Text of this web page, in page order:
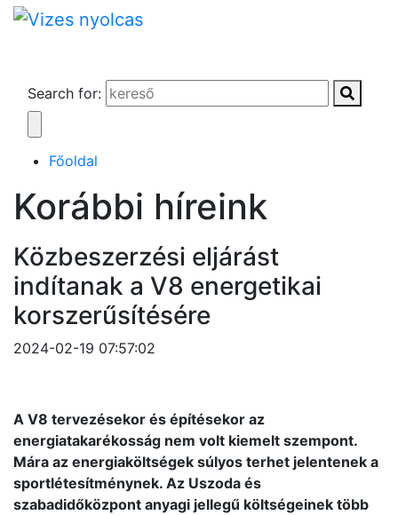
Search for:
Főoldal
Korábbi híreink
Közbeszerzési eljárást
indítanak a V8 energetikai
korszerűsítésére
2024-02-19 07:57:02
A V8 tervezésekor és építésekor az
energiatakarékosság nem volt kiemelt szempont.
Mára az energiaköltségek súlyos terhet jelentenek a
sportlétesítménynek. Az Uszoda és
szabadidőközpont anyagi jellegű költségeinek több